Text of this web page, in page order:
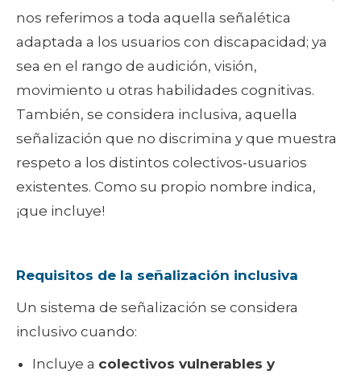
nos referimos a toda aquella señalética
adaptada a los usuarios con discapacidad; ya
sea en el rango de audición, visión,
movimiento u otras habilidades cognitivas.
También, se considera inclusiva, aquella
señalización que no discrimina y que muestra
respeto a los distintos colectivos-usuarios
existentes. Como su propio nombre indica,
¡que incluye!
Requisitos de la señalización inclusiva
Un sistema de señalización se considera
inclusivo cuando:
Incluye a colectivos vulnerables y